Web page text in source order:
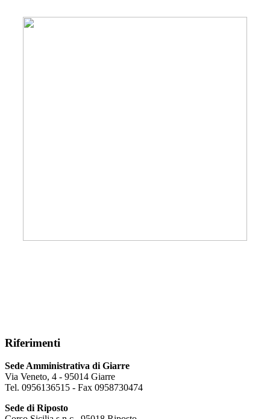
Riferimenti
Sede Amministrativa di Giarre
Via Veneto, 4 - 95014 Giarre
Tel. 0956136515 - Fax 0958730474
Sede di Riposto